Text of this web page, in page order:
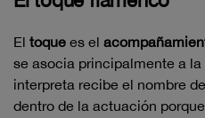
El toque es el
se asocia principalmente a
interpreta recibe el nombre
dentro de la actuación